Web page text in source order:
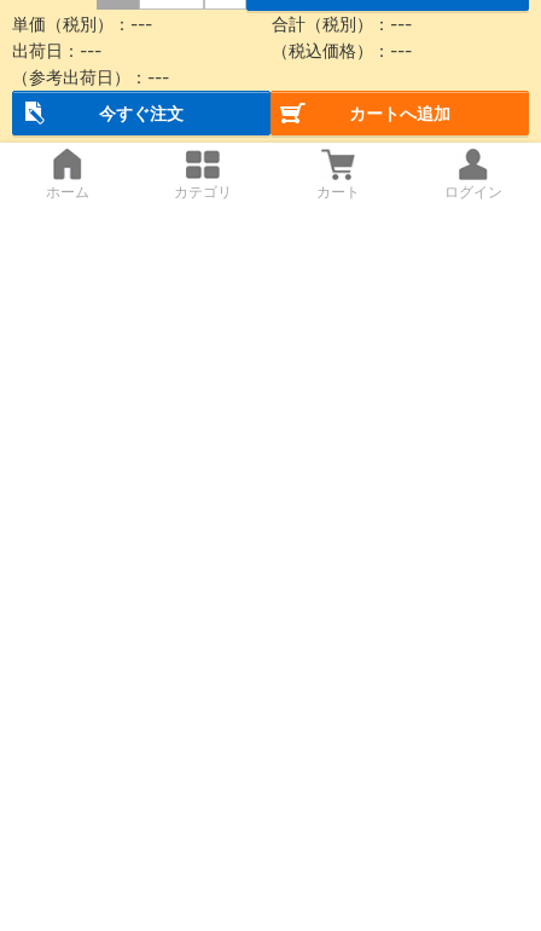
単価（税別）： --- 合計（税別）： ---
出荷日： --- （税込価格）： ---
（参考出荷日）： ---
今すぐ注文
カートへ追加
ホーム カテゴリ カート ログイン